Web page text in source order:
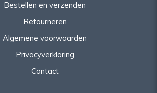
Bestellen en verzenden
Retourneren
Algemene voorwaarden
Privacyverklaring
Contact